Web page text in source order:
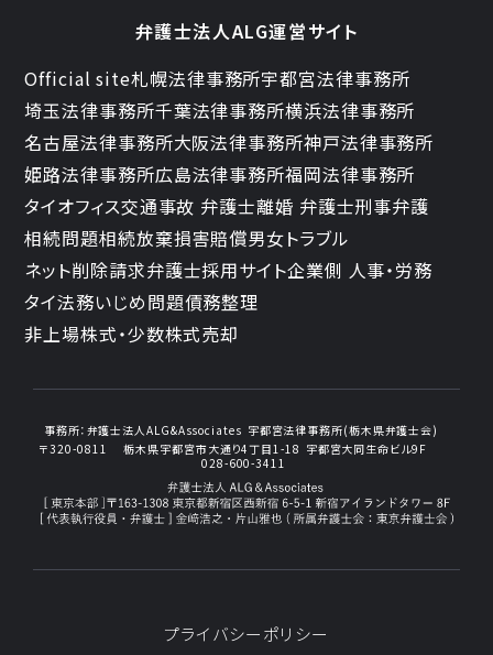
弁護士法人ALG運営サイト
Official site札幌法律事務所宇都宮法律事務所
埼玉法律事務所千葉法律事務所横浜法律事務所
名古屋法律事務所大阪法律事務所神戸法律事務所
姫路法律事務所広島法律事務所福岡法律事務所
タイオフィス交通事故 弁護士離婚 弁護士刑事弁護
相続問題相続放棄損害賠償男女トラブル
ネット削除請求弁護士採用サイト企業側 人事・労務
タイ法務いじめ問題債務整理
非上場株式・少数株式売却
事務所： 弁護士法人ALG&Associates 宇都宮法律事務所(栃木県弁護士会)
〒320-0811
栃木県宇都宮市大通り4丁目1-18 宇都宮大同生命ビル9F
028-600-3411
プライバシーポリシー